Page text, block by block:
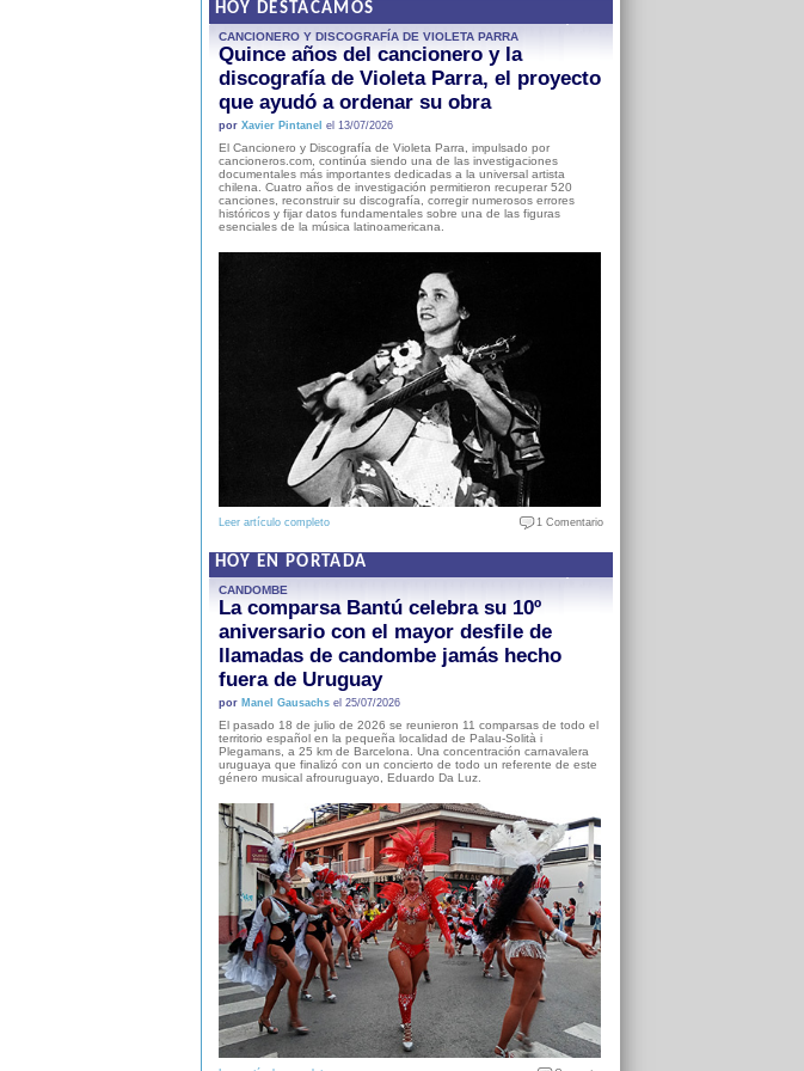
HOY DESTACAMOS
CANCIONERO Y DISCOGRAFÍA DE VIOLETA PARRA
Quince años del cancionero y la
discografía de Violeta Parra, el proyecto
que ayudó a ordenar su obra
por Xavier Pintanel el 13/07/2026
El Cancionero y Discografía de Violeta Parra, impulsado por
cancioneros.com, continúa siendo una de las investigaciones
documentales más importantes dedicadas a la universal artista
chilena. Cuatro años de investigación permitieron recuperar 520
canciones, reconstruir su discografía, corregir numerosos errores
históricos y fijar datos fundamentales sobre una de las figuras
esenciales de la música latinoamericana.
Leer artículo completo 1 Comentario
HOY EN PORTADA
CANDOMBE
La comparsa Bantú celebra su 10º
aniversario con el mayor desfile de
llamadas de candombe jamás hecho
fuera de Uruguay
por Manel Gausachsel 25/07/2026
El pasado 18 de julio de 2026 se reunieron 11 comparsas de todo el
territorio español en la pequeña localidad de Palau-Solità i
Plegamans, a 25 km de Barcelona. Una concentración carnavalera
uruguaya que finalizó con un concierto de todo un referente de este
género musical afrouruguayo, Eduardo Da Luz.